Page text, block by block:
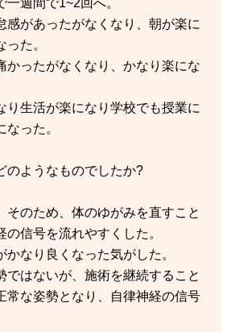
感があったがなくなり、朝が楽に
た。
かったがなくなり、かなり楽にな
り生活が楽になり学校でも授業に
った。
のようなものでしたか?
そのため、体のゆがみを直すこと
の信号を流れやすくした。
なり良くなった気がした。
ではないが、施術を継続すること
常な姿勢となり、自律神経の信号